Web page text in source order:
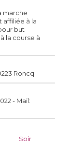
marche
affiliée à la
but
la course à
Roncq
- Mail:
Soir